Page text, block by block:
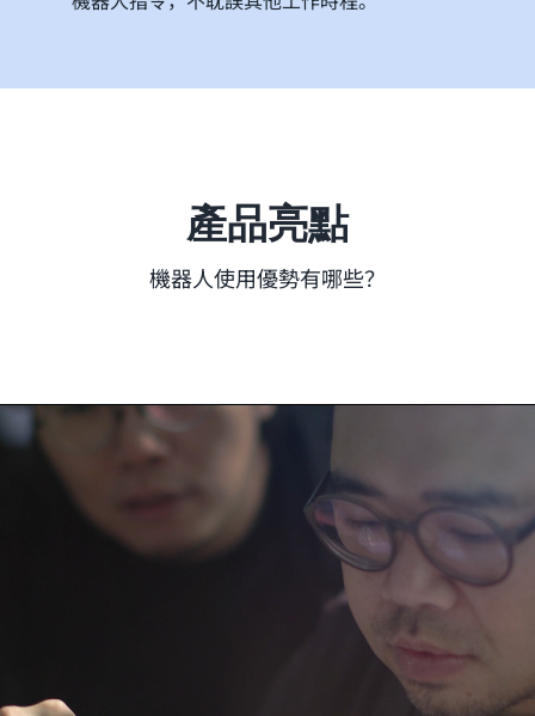
產品亮點
機器人使用優勢有哪些？